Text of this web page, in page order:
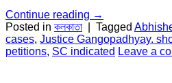
Continue reading →
Posted in কলকাতা Tagged
cases, Justice Gangopadhyay.
petitions, SC indicated Leave a